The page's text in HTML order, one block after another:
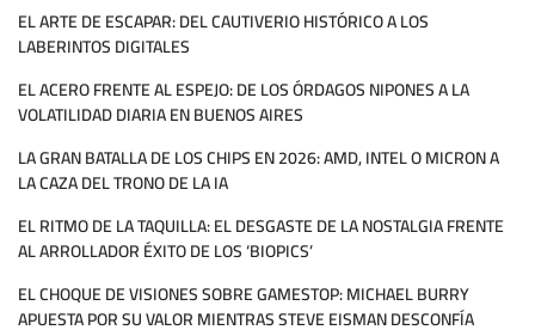
EL ARTE DE ESCAPAR: DEL CAUTIVERIO HISTÓRICO A LOS
LABERINTOS DIGITALES
EL ACERO FRENTE AL ESPEJO: DE LOS ÓRDAGOS NIPONES A LA
VOLATILIDAD DIARIA EN BUENOS AIRES
LA GRAN BATALLA DE LOS CHIPS EN 2026: AMD, INTEL O MICRON A
LA CAZA DEL TRONO DE LA IA
EL RITMO DE LA TAQUILLA: EL DESGASTE DE LA NOSTALGIA FRENTE
AL ARROLLADOR ÉXITO DE LOS ‘BIOPICS’
EL CHOQUE DE VISIONES SOBRE GAMESTOP: MICHAEL BURRY
APUESTA POR SU VALOR MIENTRAS STEVE EISMAN DESCONFÍA